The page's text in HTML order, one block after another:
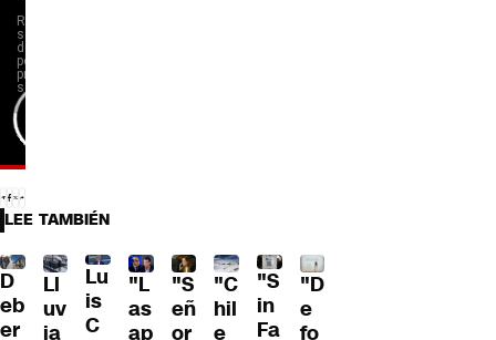
LEE TAMBIÉN
D
eb
er
Ll
uv
ia
Lu
is
C
"L
as
ap
"S
eñ
or
"C
hil
e
"S
in
Fa
"D
e
fo